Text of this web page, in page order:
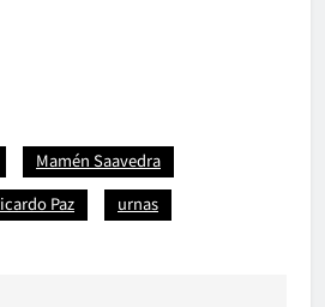
Mamén Saavedra
Paz urnas